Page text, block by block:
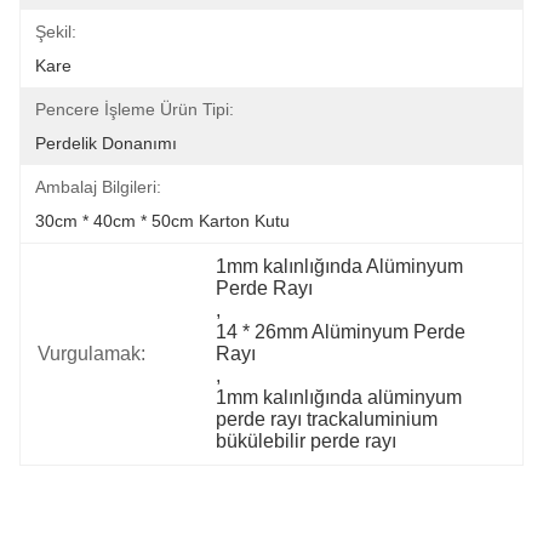
Şekil:
Kare
Pencere İşleme Ürün Tipi:
Perdelik Donanımı
Ambalaj Bilgileri:
30cm * 40cm * 50cm Karton Kutu
Vurgulamak:
1mm kalınlığında Alüminyum
Perde Rayı
,
14 * 26mm Alüminyum Perde
Rayı
,
1mm kalınlığında alüminyum
perde rayı trackaluminium
bükülebilir perde rayı